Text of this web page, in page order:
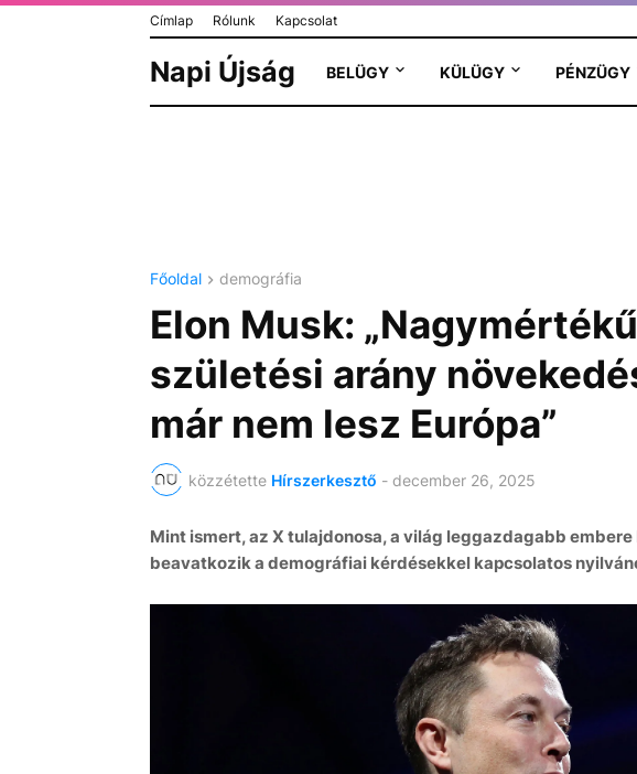
Címlap Rólunk Kapcsolat
Napi Újság BELÜGY KÜLÜGY PÉNZÜGY
Főoldal demográfia
Elon Musk:
születési arány
már nem lesz Európa”
közzétette Hírszerkesztő - december 26, 2025
Mint ismert, az X tulajdonosa, a világ leggazdagabb
beavatkozik a demográfiai kérdésekkel kapcsolatos